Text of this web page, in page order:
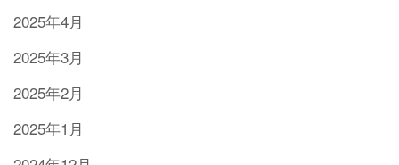
2025年4月
2025年3月
2025年2月
2025年1月